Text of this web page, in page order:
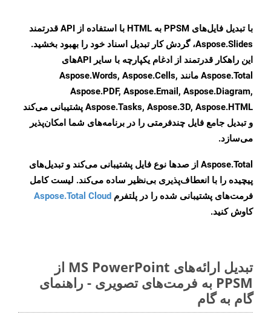
با تبدیل فایل‌های PPSM به HTML با استفاده از API قدرتمند
Aspose.Slides، گردش کار تبدیل اسناد خود را بهبود بخشید.
این راهکار قدرتمند از ادغام یکپارچه با سایر APIهای
Aspose.Total مانند Aspose.Words, Aspose.Cells,
Aspose.PDF, Aspose.Email, Aspose.Diagram,
Aspose.Tasks, Aspose.3D, Aspose.HTML پشتیبانی می‌کند
و تبدیل جامع فایل چندفرمتی را در برنامه‌های شما امکان‌پذیر
می‌سازد.
Aspose.Total از صدها نوع فایل پشتیبانی می‌کند و تبدیل‌های
پیچیده را با انعطاف‌پذیری بی‌نظیر ساده می‌کند. لیست کامل
فرمت‌های پشتیبانی شده را در پلتفرم Aspose.Total Cloud
کاوش کنید.
تبدیل ارائه‌های MS PowerPoint از
PPSM به فرمت‌های تصویری - راهنمای
گام به گام